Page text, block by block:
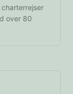
over 80